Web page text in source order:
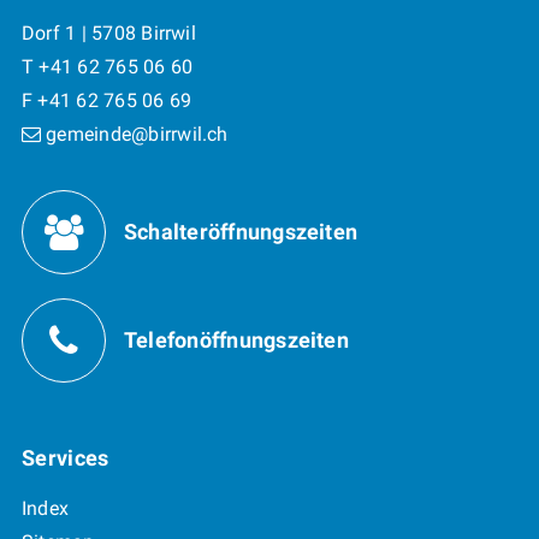
Dorf 1 | 5708 Birrwil
T +41 62 765 06 60
F +41 62 765 06 69
gemeinde@birrwil.ch
Öffnungszeiten
Schalteröffnungszeiten
Telefonöffnungszeiten
Services
Index